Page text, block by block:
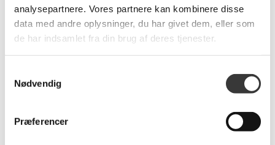
analysepartnere. Vores partnere kan kombinere disse
data med andre oplysninger, du har givet dem, eller som
de har indsamlet fra din brug af deres tjenester.
Nødvendig
Præferencer
17.682,00 DKK